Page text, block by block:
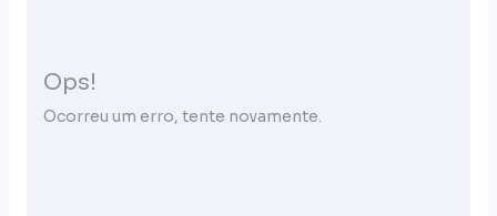
Ops!
Ocorreu um erro, tente novamente.